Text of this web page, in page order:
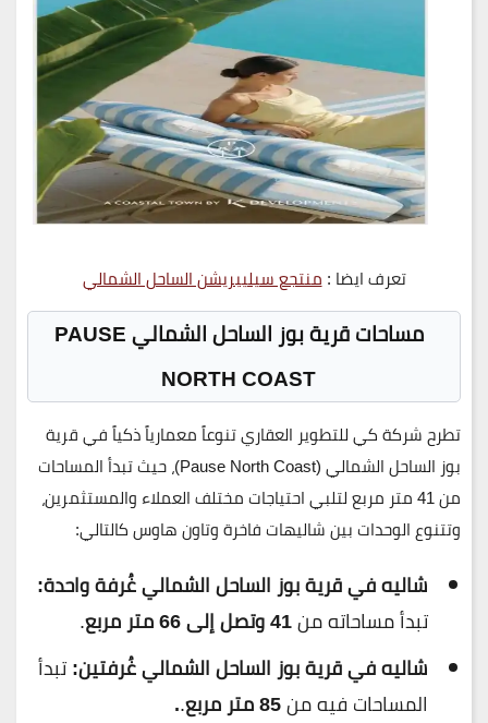
تعرف ايضا :منتجع سيليبريشن الساحل الشمالي
مساحات قرية بوز الساحل الشمالي PAUSE
NORTH COAST
تطرحشركة كي للتطوير العقاريتنوعاً معمارياً ذكياً فيقرية
بوز الساحل الشمالي (Pause North Coast)
، حيث تبدأ المساحات
من41 متر مربع
لتلبي احتياجات مختلف العملاء والمستثمرين،
وتتنوع الوحدات بين شاليهات فاخرة وتاون هاوس كالتالي:
شاليه في قرية بوز الساحل الشمالي غُرفة واحدة:
تبدأ مساحاته من41 وتصل إلى 66 متر مربع
.
شاليه في قرية بوز الساحل الشمالي غُرفتين:تبدأ
المساحات فيه من85 متر مربع .
.